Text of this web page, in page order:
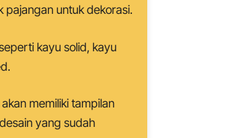
pajangan untuk dekorasi.
kayu solid, kayu
memiliki tampilan
yang sudah